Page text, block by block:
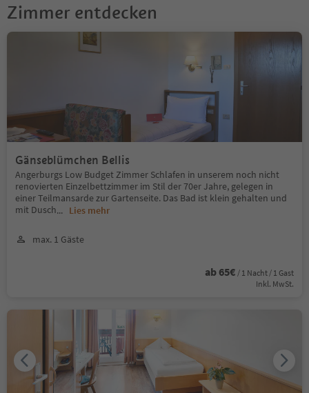
Zimmer entdecken
Gänseblümchen Bellis
Angerburgs Low Budget Zimmer Schlafen in unserem noch nicht
renovierten Einzelbettzimmer im Stil der 70er Jahre, gelegen in
einer Teilmansarde zur Gartenseite. Das Bad ist klein gehalten und
mit Dusch... Lies mehr
max. 1 Gäste
ab 65€ / 1 Nacht / 1 Gast
Inkl. MwSt.